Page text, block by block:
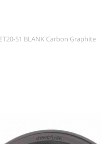
51 BLANK Carbon Graphite